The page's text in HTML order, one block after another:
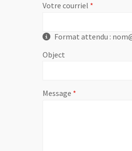
Votre courriel , champ
Format attendu :
Object
Message , champ obligatoire